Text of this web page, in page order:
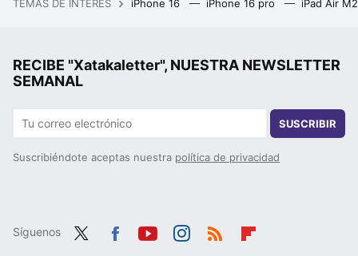
TEMAS DE INTERÉS iPhone 16 iPhone 16 pro iPad Air
RECIBE "Xatakaletter", NUESTRA NEWSLETTER
SEMANAL
SUSCRIBIR
Suscribiéndote aceptas nuestra política de privacidad
Síguenos